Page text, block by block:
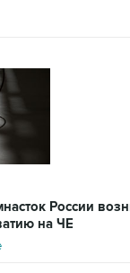
России
на ЧЕ